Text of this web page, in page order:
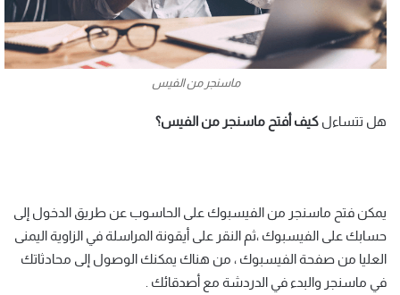
ماسنجر من الفيس
هل تتساءل كيف أفتح ماسنجر من الفيس؟
يمكن فتح ماسنجر من الفيسبوك على الحاسوب عن طريق الدخول إلى
حسابك على الفيسبوك ،ثم النقر على أيقونة المراسلة في الزاوية اليمنى
العليا من صفحة الفيسبوك ، من هناك يمكنك الوصول إلى محادثاتك
في ماسنجر والبدء في الدردشة مع أصدقائك .